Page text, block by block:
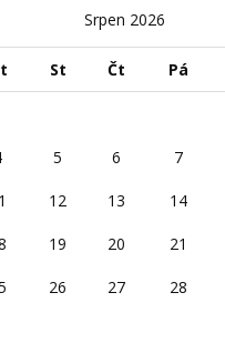
Srpen 2026
St Čt Pá
5 6 7
12 13 14
19 20 21
26 27 28